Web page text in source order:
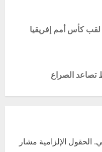
كأس أمم إفريقيا
الصراع
الحقول الإلزامية مشار